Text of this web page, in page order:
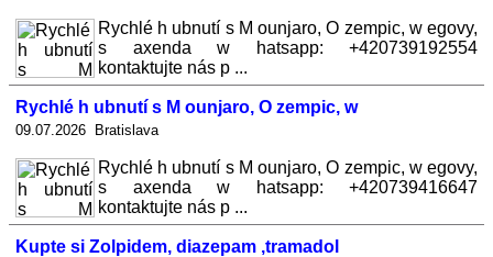
Rychlé h ubnutí s M ounjaro, O zempic, w egovy,
s axenda w hatsapp: +420739192554
kontaktujte nás p ...
Rychlé h ubnutí s M ounjaro, O zempic, w
09.07.2026 Bratislava
Rychlé h ubnutí s M ounjaro, O zempic, w egovy,
s axenda w hatsapp: +420739416647
kontaktujte nás p ...
Kupte si Zolpidem, diazepam ,tramadol